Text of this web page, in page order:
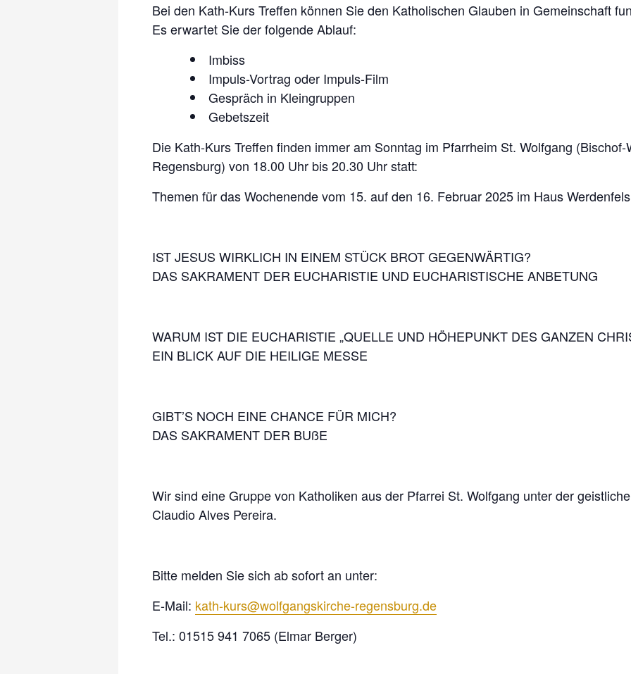
Bei den Kath-Kurs Treffen können Sie den Katholischen Glauben in Gemeinschaft
Es erwartet Sie der folgende Ablauf:
Imbiss
Impuls-Vortrag oder Impuls-Film
Gespräch in Kleingruppen
Gebetszeit
Die Kath-Kurs Treffen finden immer am Sonntag im Pfarrheim St. Wolfgang
Regensburg) von 18.00 Uhr bis 20.30 Uhr statt:
Themen für das Wochenende vom 15. auf den 16. Februar 2025 im Haus Werdenfels
IST JESUS WIRKLICH IN EINEM STÜCK BROT GEGENWÄRTIG?
DAS SAKRAMENT DER EUCHARISTIE UND EUCHARISTISCHE ANBETUNG
WARUM IST DIE EUCHARISTIE „QUELLE UND HÖHEPUNKT DES GANZEN
EIN BLICK AUF DIE HEILIGE MESSE
GIBT’S NOCH EINE CHANCE FÜR MICH?
DAS SAKRAMENT DER BUßE
Wir sind eine Gruppe von Katholiken aus der Pfarrei St. Wolfgang unter der
Claudio Alves Pereira.
Bitte melden Sie sich ab sofort an unter:
E-Mail: kath-kurs@wolfgangskirche-regensburg.de
Tel.: 01515 941 7065 (Elmar Berger)